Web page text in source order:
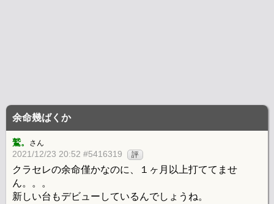
余命幾ばくか
鷲。 さん
2021/12/23 20:52 #5416319 評
クラセレの余命僅かなのに、１ヶ月以上打ててませ
ん。。。
新しい台もデビューしているんでしょうね。